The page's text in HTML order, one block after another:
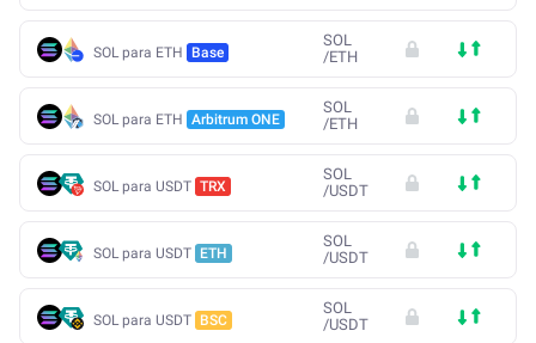
SOL para ETH Base
SOL
/ETH
SOL para ETH Arbitrum ONE
SOL
/ETH
SOL para USDT TRX
SOL
/USDT
SOL para USDT ETH
SOL
/USDT
SOL para USDT BSC
SOL
/USDT